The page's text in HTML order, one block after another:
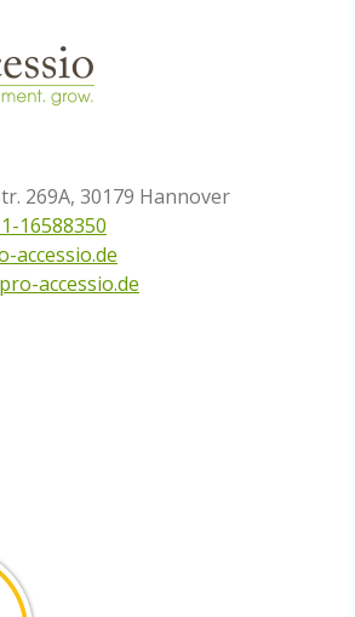
269A, 30179 Hannover
16588350
accessio.de
accessio.de